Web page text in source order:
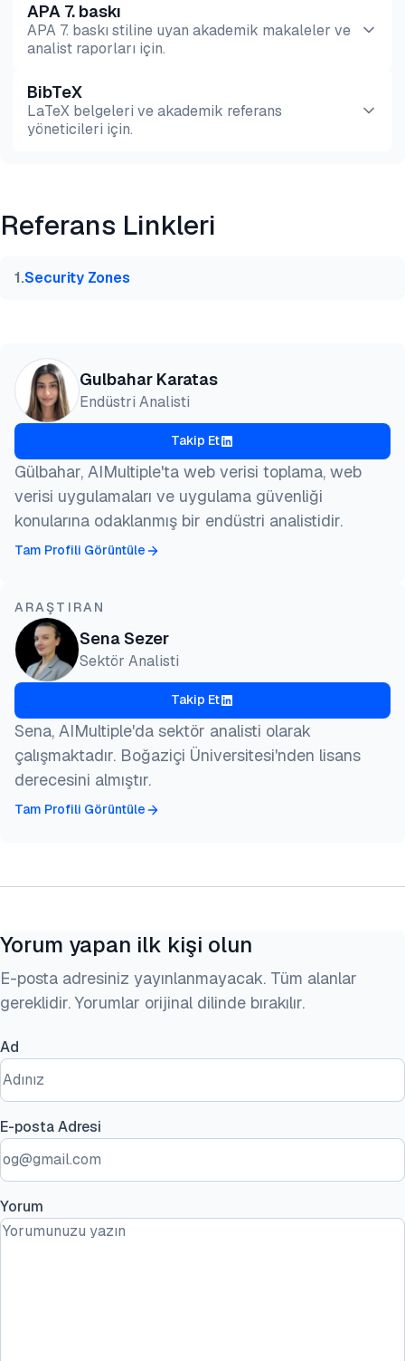
APA 7. baskı
APA 7. baskı stiline uyan akademik makaleler ve
analist raporları için.
Önizleme HTML
BibTeX
LaTeX belgeleri ve akademik referans
yöneticileri için.
@misc{karatas2026,
  title  = {{En İyi 8 Ağ Segmentasyonu Aracı}},
  year   = {2026},
}
Referans Linkleri
1.Security Zones
Gulbahar Karatas
Endüstri Analisti
Takip Et
Gülbahar, AIMultiple'ta web verisi toplama, web
verisi uygulamaları ve uygulama güvenliği
konularına odaklanmış bir endüstri analistidir.
Tam Profili Görüntüle
ARAŞTIRAN
Sena Sezer
Sektör Analisti
Takip Et
Sena, AIMultiple'da sektör analisti olarak
çalışmaktadır. Boğaziçi Üniversitesi'nden lisans
derecesini almıştır.
Tam Profili Görüntüle
Yorum yapan ilk kişi olun
E-posta adresiniz yayınlanmayacak. Tüm alanlar
gereklidir. Yorumlar orijinal dilinde bırakılır.
Ad
E-posta Adresi
Yorum